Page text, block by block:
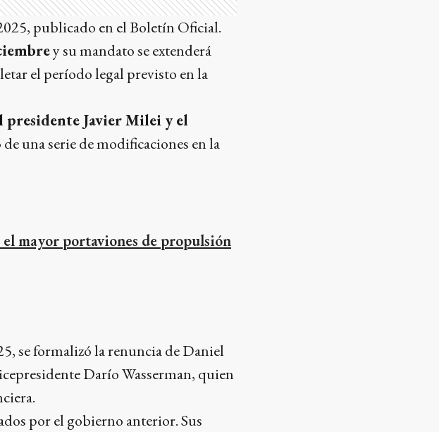
publicado en el Boletín Oficial.
y su mandato se extenderá
el período legal previsto en la
Javier Milei y el
una serie de modificaciones en la
mayor portaviones de propulsión
se formalizó la renuncia de Daniel
Darío Wasserman, quien
por el gobierno anterior. Sus